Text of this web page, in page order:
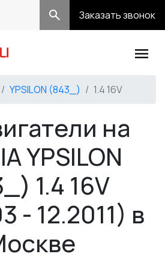
Заказать звонок
YPSILON (843_) 1.4 16V
на
YPSILON
1.4 16V
- 12.2011) в